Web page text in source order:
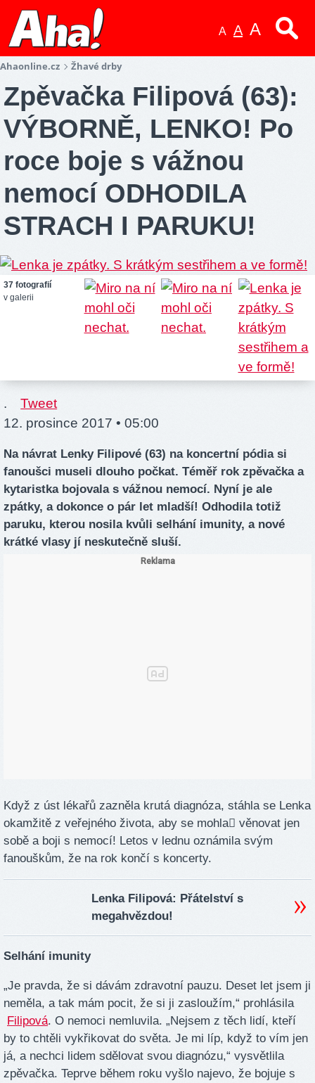
A A A
Ahaonline.cz Žhavé drby
Zpěvačka Filipová (63):
VÝBORNĚ, LENKO! Po
roce boje s vážnou
nemocí ODHODILA
STRACH I PARUKU!
37 fotografií
v galerii
.
Tweet
12. prosince 2017 • 05:00
Na návrat Lenky Filipové (63) na koncertní pódia si
fanoušci museli dlouho počkat. Téměř rok zpěvačka a
kytaristka bojovala s vážnou nemocí. Nyní je ale
zpátky, a dokonce o pár let mladší! Odhodila totiž
paruku, kterou nosila kvůli selhání imunity, a nové
krátké vlasy jí neskutečně sluší.
Když z úst lékařů zazněla krutá diagnóza, stáhla se Lenka
okamžitě z veřejného života, aby se mohla﷯ věnovat jen
sobě a boji s nemocí! Letos v lednu oznámila svým
fanouškům, že na rok končí s koncerty.
Lenka Filipová: Přátelství s
megahvězdou!
Selhání imunity
„Je pravda, že si dávám zdravotní pauzu. Deset let jsem ji
neměla, a tak mám pocit, že si ji zasloužím,“ prohlásila
Filipová. O nemoci nemluvila. „Nejsem z těch lidí, kteří
by to chtěli vykřikovat do světa. Je mi líp, když to vím jen
já, a nechci lidem sdělovat svou diagnózu,“ vysvětlila
zpěvačka. Teprve během roku vyšlo najevo, že bojuje s